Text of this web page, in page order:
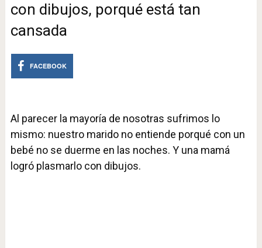
con dibujos, porqué está tan
cansada
FACEBOOK
Al parecer la mayoría de nosotras sufrimos lo
mismo: nuestro marido no entiende porqué con un
bebé no se duerme en las noches. Y una mamá
logró plasmarlo con dibujos.